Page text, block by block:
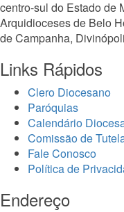
centro-sul do Estado de
Arquidioceses de Belo
de Campanha,
Links Rápidos
Clero Diocesano
Paróquias
Calendário
Comissão de
Fale Conosco
Política de
Endereço